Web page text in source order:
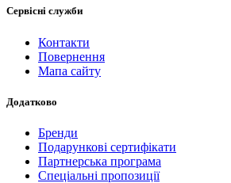
Сервісні служби
Контакти
Повернення
Мапа сайту
Додатково
Бренди
Подарункові сертифікати
Партнерська програма
Спеціальні пропозиції